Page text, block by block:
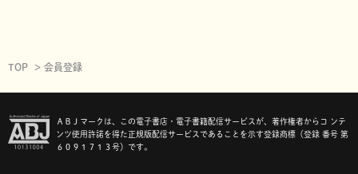
TOP 会員登録
ＡＢＪマークは、この電子書店・電子書籍配信サービスが、著作権者からコ ンテ
ンツ使用許諾を得た正規版配信サービスであることを示す登録商標（登録 番号 第
６０９１７１３号）です。